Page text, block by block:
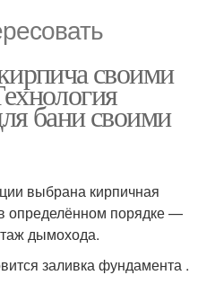
своими
бани своими
выбрана кирпичная
определённом порядке —
дымохода.
заливка фундамента .